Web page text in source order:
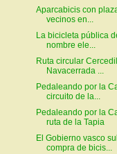
Aparcabicis con
vecinos en...
La bicicleta pública
nombre ele...
Ruta circular
Navacerrada ...
Pedaleando por la
circuito de la...
Pedaleando por la
ruta de la Tapia
El Gobierno vasco
compra de bicis...